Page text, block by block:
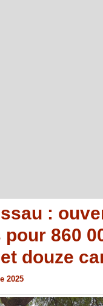
:
860
douze
2025